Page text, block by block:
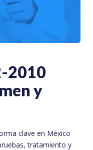
2010
y
clave en México
tratamiento y